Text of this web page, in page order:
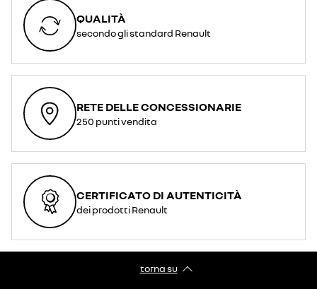
QUALITÀ
secondo gli standard Renault
RETE DELLE CONCESSIONARIE
250 punti vendita
CERTIFICATO DI AUTENTICITÀ
dei prodotti Renault
torna su